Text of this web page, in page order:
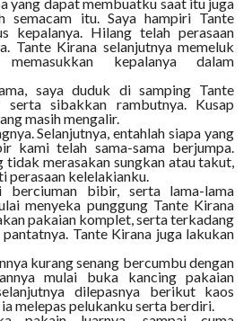
semacam itu. Saya hampiri Tante
kepalanya. Hilang telah perasaan
Tante Kirana selanjutnya memeluk
kepalanya dalam
saya duduk di samping Tante
serta sibakkan rambutnya. Kusap
masih mengalir.
Selanjutnya, entahlah siapa yang
kami telah sama-sama berjumpa.
tidak merasakan sungkan atau takut,
perasaan kelelakianku.
berciuman bibir, serta lama-lama
menyeka punggung Tante Kirana
pakaian komplet, serta terkadang
Tante Kirana juga lakukan
kurang senang bercumbu dengan
mulai buka kancing pakaian
dilepasnya berikut kaos
melepas pelukanku serta berdiri.